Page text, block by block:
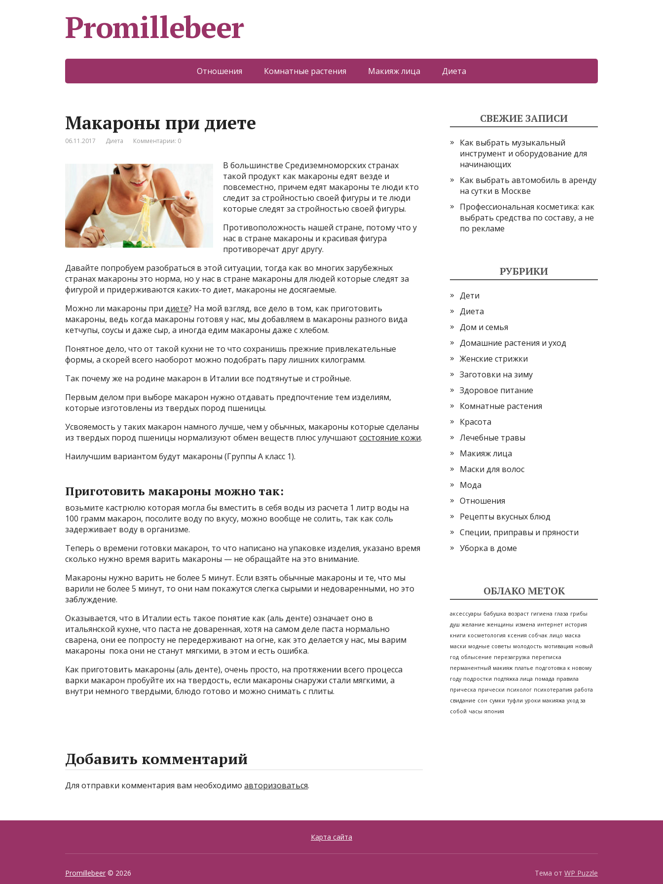
Promillebeer
Отношения Комнатные растения Макияж лица Диета
Макароны при диете
06.11.2017 Диета Комментарии: 0
В большинстве Средиземноморских странах
такой продукт как макароны едят везде и
повсеместно, причем едят макароны те люди кто
следит за стройностью своей фигуры и те люди
которые следят за стройностью своей фигуры.
Противоположность нашей стране, потому что у
нас в стране макароны и красивая фигура
противоречат друг другу.
Давайте попробуем разобраться в этой ситуации, тогда как во многих зарубежных
странах макароны это норма, но у нас в стране макароны для людей которые следят за
фигурой и придерживаются каких-то диет, макароны не досягаемые.
Можно ли макароны при диете? На мой взгляд, все дело в том, как приготовить
макароны, ведь когда макароны готовя у нас, мы добавляем в макароны разного вида
кетчупы, соусы и даже сыр, а иногда едим макароны даже с хлебом.
Понятное дело, что от такой кухни не то что сохранишь прежние привлекательные
формы, а скорей всего наоборот можно подобрать пару лишних килограмм.
Так почему же на родине макарон в Италии все подтянутые и стройные.
Первым делом при выборе макарон нужно отдавать предпочтение тем изделиям,
которые изготовлены из твердых пород пшеницы.
Усвояемость у таких макарон намного лучше, чем у обычных, макароны которые сделаны
из твердых пород пшеницы нормализуют обмен веществ плюс улучшают состояние кожи.
Наилучшим вариантом будут макароны (Группы А класс 1).
Приготовить макароны можно так:
возьмите кастрюлю которая могла бы вместить в себя воды из расчета 1 литр воды на
100 грамм макарон, посолите воду по вкусу, можно вообще не солить, так как соль
задерживает воду в организме.
Теперь о времени готовки макарон, то что написано на упаковке изделия, указано время
сколько нужно время варить макароны — не обращайте на это внимание.
Макароны нужно варить не более 5 минут. Если взять обычные макароны и те, что мы
варили не более 5 минут, то они нам покажутся слегка сырыми и недоваренными, но это
заблуждение.
Оказывается, что в Италии есть такое понятие как (аль денте) означает оно в
итальянской кухне, что паста не доваренная, хотя на самом деле паста нормально
сварена, они ее попросту не передерживают на огне, как это делается у нас, мы варим
макароны пока они не станут мягкими, в этом и есть ошибка.
Как приготовить макароны (аль денте), очень просто, на протяжении всего процесса
варки макарон пробуйте их на твердость, если макароны снаружи стали мягкими, а
внутри немного твердыми, блюдо готово и можно снимать с плиты.
Добавить комментарий
Для отправки комментария вам необходимо авторизоваться.
СВЕЖИЕ ЗАПИСИ
Как выбрать музыкальный
инструмент и оборудование для
начинающих
Как выбрать автомобиль в аренду
на сутки в Москве
Профессиональная косметика: как
выбрать средства по составу, а не
по рекламе
РУБРИКИ
Дети
Диета
Дом и семья
Домашние растения и уход
Женские стрижки
Заготовки на зиму
Здоровое питание
Комнатные растения
Красота
Лечебные травы
Макияж лица
Маски для волос
Мода
Отношения
Рецепты вкусных блюд
Специи, приправы и пряности
Уборка в доме
ОБЛАКО МЕТОК
аксессуары бабушка возраст гигиена глаза грибы
душ желание женщины измена интернет история
книги косметология ксения собчак лицо маска
маски модные советы молодость мотивация новый
год облысение перезагрузка переписка
перманентный макияж платье подготовка к новому
году подростки подтяжка лица помада правила
прическа прически психолог психотерапия работа
свидание сон сумки туфли уроки макияжа уход за
собой часы япония
Карта сайта
Promillebeer © 2026 Тема от WP Puzzle